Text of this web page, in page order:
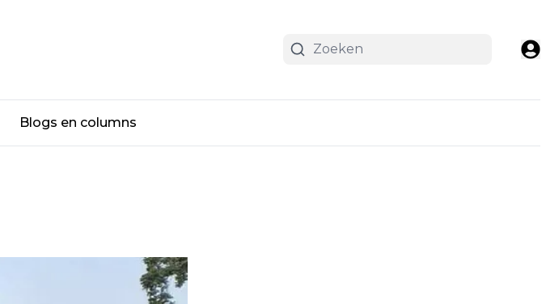
Blogs en columns